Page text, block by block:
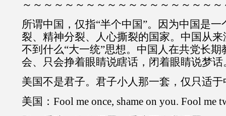
～～～～～～～～～～～～～～～～～～
所谓中国，仅指“半个中国”。因为中国是
裂、精神分裂、人心撕裂的国家。中国从来
不到什么“大一统”思想。中国人在共党长
会、只会挣着眼睛说瞎话，闭着眼睛说梦话
美国不是君子。君子小人那一套，仅只适于
美国：Fool me once, shame on you. Fool me